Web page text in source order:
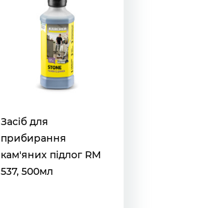
Засіб для
прибирання
кам'яних підлог RM
537, 500мл